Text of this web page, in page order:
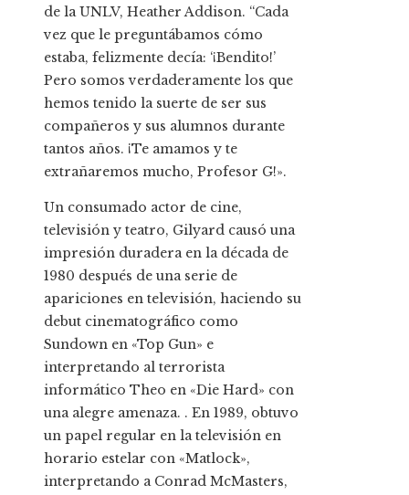
de la UNLV, Heather Addison. “Cada
vez que le preguntábamos cómo
estaba, felizmente decía: ‘¡Bendito!’
Pero somos verdaderamente los que
hemos tenido la suerte de ser sus
compañeros y sus alumnos durante
tantos años. ¡Te amamos y te
extrañaremos mucho, Profesor G!».
Un consumado actor de cine,
televisión y teatro, Gilyard causó una
impresión duradera en la década de
1980 después de una serie de
apariciones en televisión, haciendo su
debut cinematográfico como
Sundown en «Top Gun» e
interpretando al terrorista
informático Theo en «Die Hard» con
una alegre amenaza. . En 1989, obtuvo
un papel regular en la televisión en
horario estelar con «Matlock»,
interpretando a Conrad McMasters,